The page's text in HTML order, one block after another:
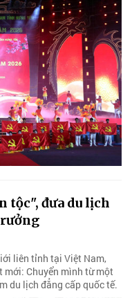
tộc", đưa du lịch
liên tỉnh tại Việt Nam,
mới: Chuyển mình từ một
du lịch đẳng cấp quốc tế.